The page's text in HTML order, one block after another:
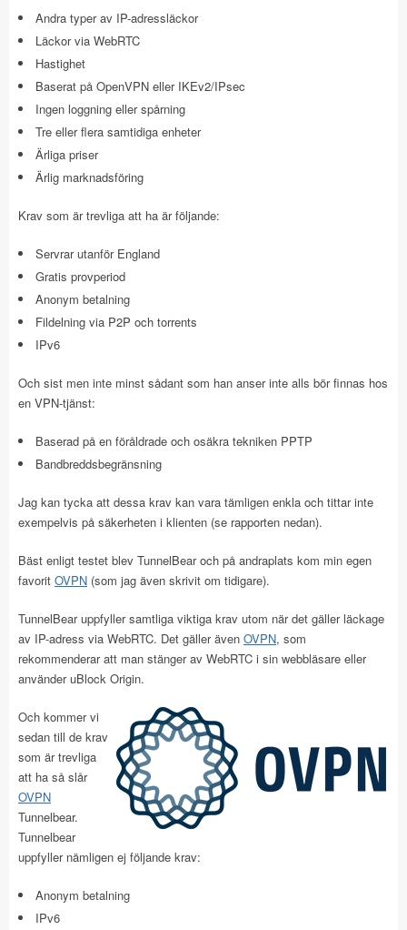
Andra typer av IP-adressläckor
Läckor via WebRTC
Hastighet
Baserat på OpenVPN eller IKEv2/IPsec
Ingen loggning eller spårning
Tre eller flera samtidiga enheter
Ärliga priser
Ärlig marknadsföring
Krav som är trevliga att ha är följande:
Servrar utanför England
Gratis provperiod
Anonym betalning
Fildelning via P2P och torrents
IPv6
Och sist men inte minst sådant som han anser inte alls bör finnas hos
en VPN-tjänst:
Baserad på en föråldrade och osäkra tekniken PPTP
Bandbreddsbegränsning
Jag kan tycka att dessa krav kan vara tämligen enkla och tittar inte
exempelvis på säkerheten i klienten (se rapporten nedan).
Bäst enligt testet blev TunnelBear och på andraplats kom min egen
favorit OVPN (som jag även skrivit om tidigare).
TunnelBear uppfyller samtliga viktiga krav utom när det gäller läckage
av IP-adress via WebRTC. Det gäller även OVPN, som
rekommenderar att man stänger av WebRTC i sin webbläsare eller
använder uBlock Origin.
Och kommer vi
sedan till de krav
som är trevliga
att ha så slår
OVPN
Tunnelbear.
Tunnelbear
uppfyller nämligen ej följande krav:
Anonym betalning
IPv6